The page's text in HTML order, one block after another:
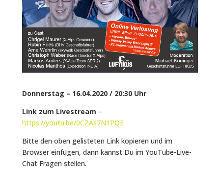
Donnerstag – 16.04.2020 / 20:30 Uhr
Link zum Livestream –
https://youtu.be/0CZAs7N1PQE
Bitte den oben gelisteten Link kopieren und im
Browser einfügen, dann kannst Du im YouTube-Live-
Chat Fragen stellen.